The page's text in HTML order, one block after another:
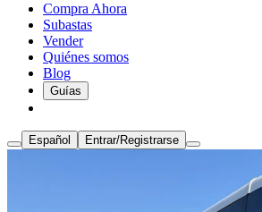
Compra Ahora
Subastas
Vender
Quiénes somos
Blog
Guías
Español Entrar/Registrarse